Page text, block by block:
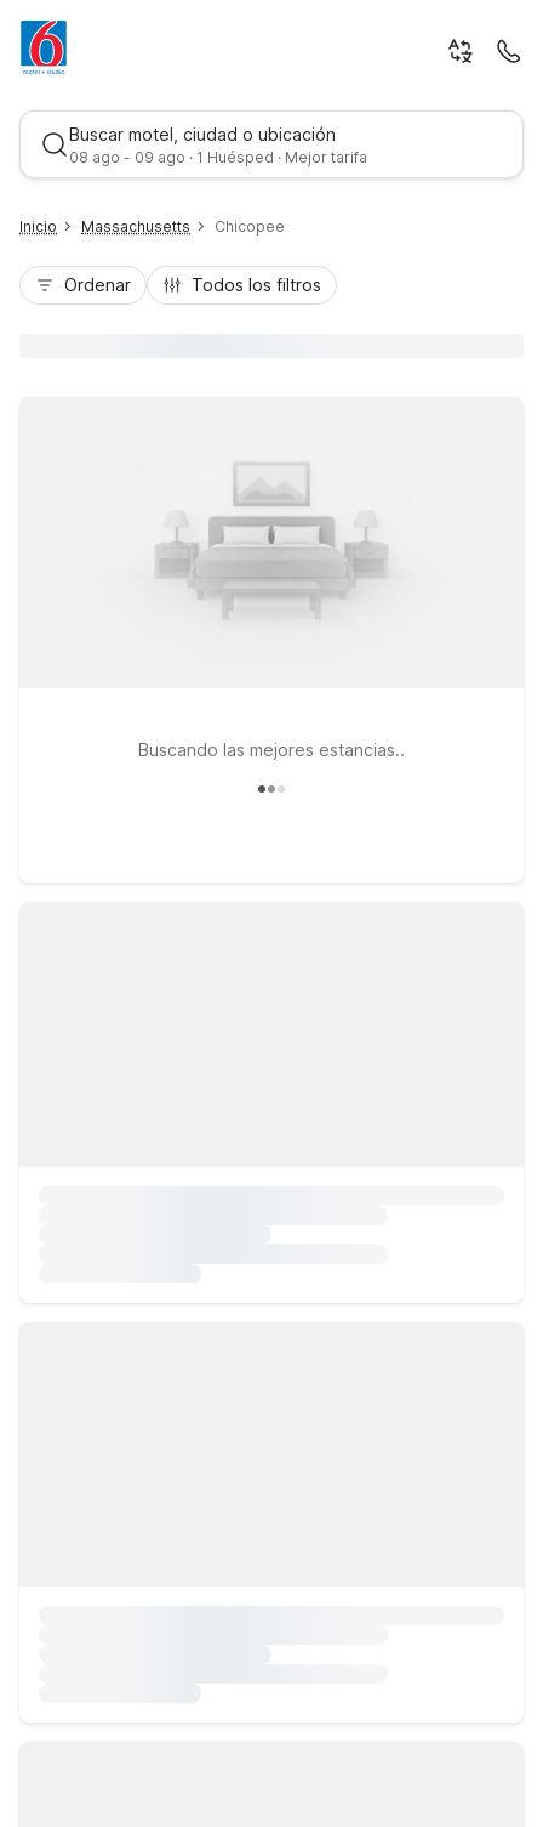
Buscar motel, ciudad o ubicación
08 ago - 09 ago · 1 Huésped · Mejor tarifa
Inicio Massachusetts Chicopee
Ordenar Todos los filtros
Buscando las mejores estancias..